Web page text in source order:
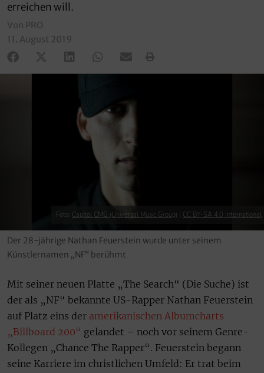
erreichen will.
Von PRO
11. August 2019
Foto: Capitol CMG (Universal Music Group) CC BY-SA 4.0 International
Der 28-jährige Nathan Feuerstein wurde unter seinem
Künstlernamen „NF“ berühmt
Mit seiner neuen Platte „The Search“ (Die Suche) ist
der als „NF“ bekannte US-Rapper Nathan Feuerstein
auf Platz eins der amerikanischen Albumcharts
„Billboard 200“ gelandet – noch vor seinem Genre-
Kollegen „Chance The Rapper“. Feuerstein begann
seine Karriere im christlichen Umfeld: Er trat beim